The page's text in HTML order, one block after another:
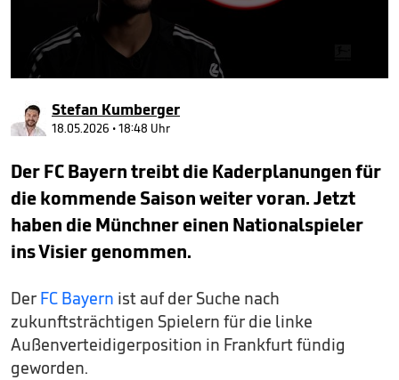
46
seconds
Stefan Kumberger
18.05.2026 • 18:48 Uhr
Der FC Bayern treibt die Kaderplanungen für
die kommende Saison weiter voran. Jetzt
haben die Münchner einen Nationalspieler
ins Visier genommen.
Der FC Bayern ist auf der Suche nach
zukunftsträchtigen Spielern für die linke
Außenverteidigerposition in Frankfurt fündig
geworden.